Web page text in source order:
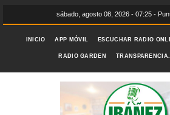
sábado, agosto 08, 2026 - 07:25 -
INICIO APP MÓVIL ESCUCHAR RADIO
RADIO GARDEN TRANSPARENCIA.